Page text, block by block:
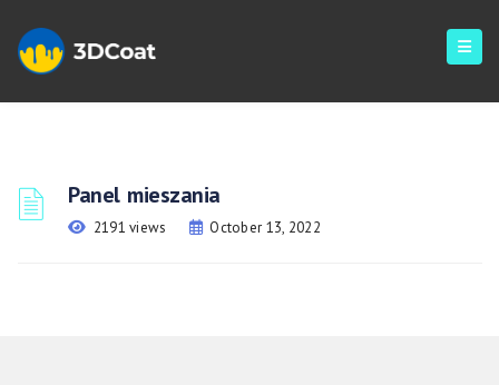
Panel mieszania
2191 views October 13, 2022